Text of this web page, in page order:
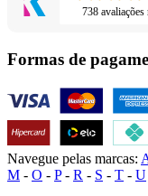
738 avaliações
Formas de
Navegue pelas marcas:
M - O - P- R - S - T - U